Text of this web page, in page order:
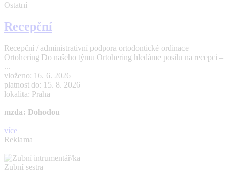
Ostatní
Recepční
Recepční / administrativní podpora ortodontické ordinace
Ortohering Do našeho týmu Ortohering hledáme posilu na recepci –
...
vloženo: 16. 6. 2026
platnost do: 15. 8. 2026
lokalita: Praha
mzda: Dohodou
více
Reklama
Zubní sestra